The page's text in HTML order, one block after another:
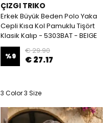
ÇIZGI TRIKO
Erkek Büyük Beden Polo Yaka
Cepli Kısa Kol Pamuklu Tişört
Klasik Kalıp - 5303BAT - BEIGE
%9
€ 29.90
€ 27.17
3 Color 3 Size